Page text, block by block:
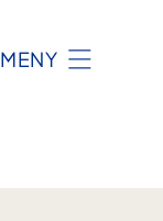
MENY